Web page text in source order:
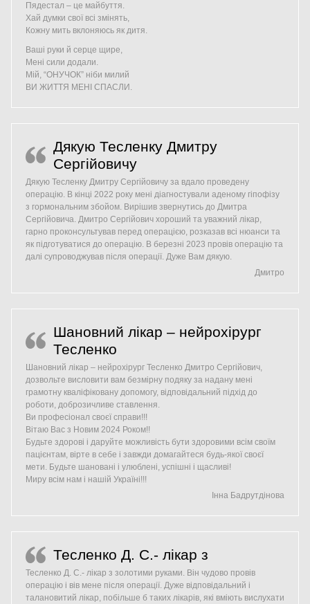
Пядестал – це майбуття.
Хай думки свої всі змінять,
Кожну мить вклоняюсь як дитя.
Ваші руки й серце щире,
Мені сили додали.
Мій, “ОНУЧОК” ніби милий
ВИ ЖИТТЯ МЕНІ СПАСЛИ.
Дякую Тесленку Дмитру
Сергійовичу
Дякую Тесленку Дмитру Сергійовичу за вдало проведену
операцію. В кінці 2022 року мені діагностували аденому гіпофізу
з гормональним збойом. Вирішив звернутись до Дмитра
Сергійовича. Дмитро Сергійович хороший та уважний лікар,
гарно проконсультував перед операцією, розказав всі нюанси та
як підготуватися до операцію. В березні 2023 провів операцію та
далі супроводжував після операції. Дуже Вам дякую.
Дмитро
Шановний лікар – нейрохірург
Тесленко
Шановний лікар – нейрохірург Тесленко Дмитро Сергійович,
дозвольте висловити вам безмірну подяку за надану мені
грамотну кваліфіковану допомогу, відповідальний підхід до
роботи, доброзичливе ставлення.
Ви професіонал своєї справи!!!
Вітаю Вас з Новим 2024 Роком!!
Будьте здорові і даруйте можливість бути здоровими всім своїм
пацієнтам, вірте в себе і завжди домагайтеся будь-якої своєї
мети. Будьте шановані і улюблені, успішні і щасливі!
Миру всім нам і нашій Україні!!!
Інна Бадрутдінова
Тесленко Д. С.- лікар з
Тесленко Д. С.- лікар з золотими руками. Він чудово провів
операцію і вів мене після операції. Дуже відповідальний і
талановитий лікар, побільше б таких лікарів, які вміють вислухати